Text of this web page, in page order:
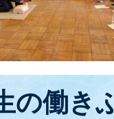
の働き